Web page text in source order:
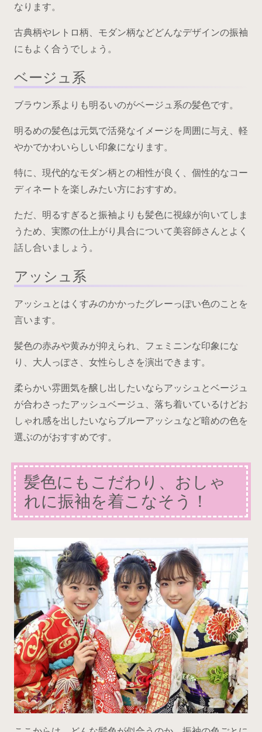
なります。
古典柄やレトロ柄、モダン柄などどんなデザインの振袖
にもよく合うでしょう。
ベージュ系
ブラウン系よりも明るいのがベージュ系の髪色です。
明るめの髪色は元気で活発なイメージを周囲に与え、軽
やかでかわいらしい印象になります。
特に、現代的なモダン柄との相性が良く、個性的なコー
ディネートを楽しみたい方におすすめ。
ただ、明るすぎると振袖よりも髪色に視線が向いてしま
うため、実際の仕上がり具合について美容師さんとよく
話し合いましょう。
アッシュ系
アッシュとはくすみのかかったグレーっぽい色のことを
言います。
髪色の赤みや黄みが抑えられ、フェミニンな印象にな
り、大人っぽさ、女性らしさを演出できます。
柔らかい雰囲気を醸し出したいならアッシュとベージュ
が合わさったアッシュベージュ、落ち着いているけどお
しゃれ感を出したいならブルーアッシュなど暗めの色を
選ぶのがおすすめです。
髪色にもこだわり、おしゃ
れに振袖を着こなそう！